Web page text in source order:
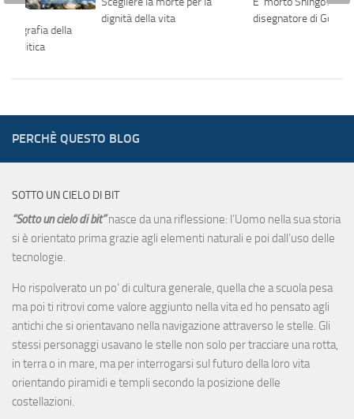
dignità della vita
disegnatore di
fotografia della
politica
PERCHÈ QUESTO BLOG
SOTTO UN CIELO DI BIT
“Sotto un cielo di bit”nasce da una riflessione: l’Uomo nella sua storia
si è orientato prima grazie agli elementi naturali e poi dall’uso delle
tecnologie.
Ho rispolverato un po’ di cultura generale, quella che a scuola pesa
ma poi ti ritrovi come valore aggiunto nella vita ed ho pensato agli
antichi che si orientavano nella navigazione attraverso le stelle. Gli
stessi personaggi usavano le stelle non solo per tracciare una rotta,
in terra o in mare, ma per interrogarsi sul futuro della loro vita
orientando piramidi e templi secondo la posizione delle
costellazioni.